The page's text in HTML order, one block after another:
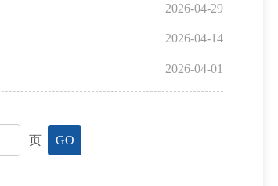
2026-04-29
2026-04-14
2026-04-01
页 GO